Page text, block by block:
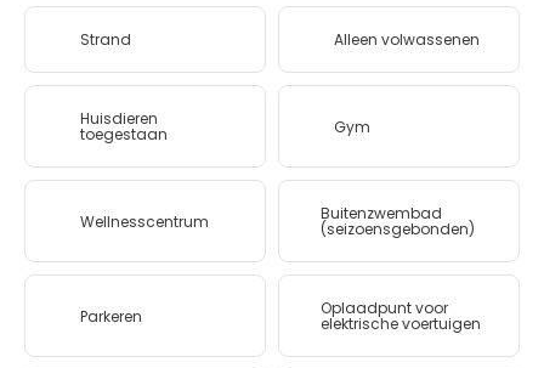
Strand Alleen volwassenen
Huisdieren
toegestaan Gym
Wellnesscentrum Buitenzwembad
(seizoensgebonden)
Parkeren Oplaadpunt voor
elektrische voertuigen